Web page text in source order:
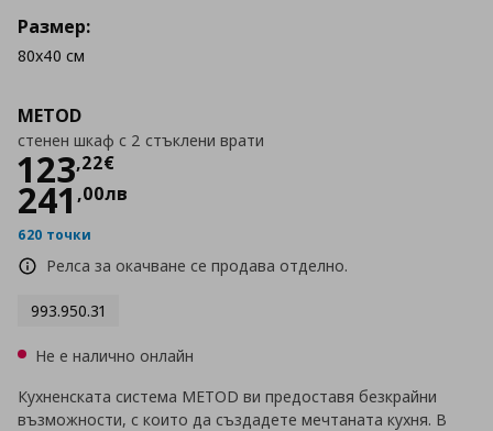
METOD
стенен шкаф с 2 стъклени врати
123,22€
Цена
241 ,00лв
620 точки
Релса за окачване се продава отделно.
993.950.31
Размер:
80x40 см
Не е налично онлайн
Кухненската система METOD ви предоставя безкрайни
възможности, с които да създадете мечтаната кухня. В